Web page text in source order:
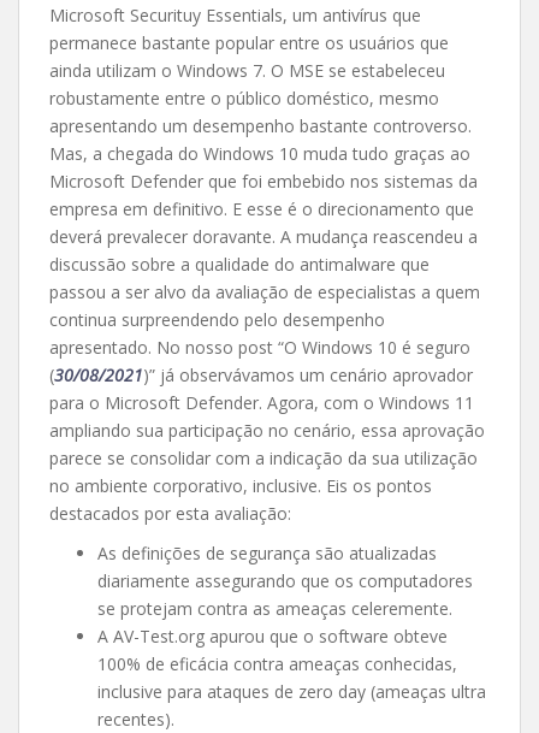
Microsoft Securituy Essentials, um antivírus que
permanece bastante popular entre os usuários que
ainda utilizam o Windows 7. O MSE se estabeleceu
robustamente entre o público doméstico, mesmo
apresentando um desempenho bastante controverso.
Mas, a chegada do Windows 10 muda tudo graças ao
Microsoft Defender que foi embebido nos sistemas da
empresa em definitivo. E esse é o direcionamento que
deverá prevalecer doravante. A mudança reascendeu a
discussão sobre a qualidade do antimalware que
passou a ser alvo da avaliação de especialistas a quem
continua surpreendendo pelo desempenho
apresentado. No nosso post “O Windows 10 é seguro
(30/08/2021)” já observávamos um cenário aprovador
para o Microsoft Defender. Agora, com o Windows 11
ampliando sua participação no cenário, essa aprovação
parece se consolidar com a indicação da sua utilização
no ambiente corporativo, inclusive. Eis os pontos
destacados por esta avaliação:
As definições de segurança são atualizadas
diariamente assegurando que os computadores
se protejam contra as ameaças celeremente.
A AV-Test.org apurou que o software obteve
100% de eficácia contra ameaças conhecidas,
inclusive para ataques de zero day (ameaças ultra
recentes).